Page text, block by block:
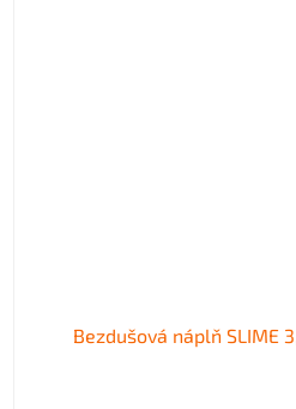
Bezdušová náplň SLIME